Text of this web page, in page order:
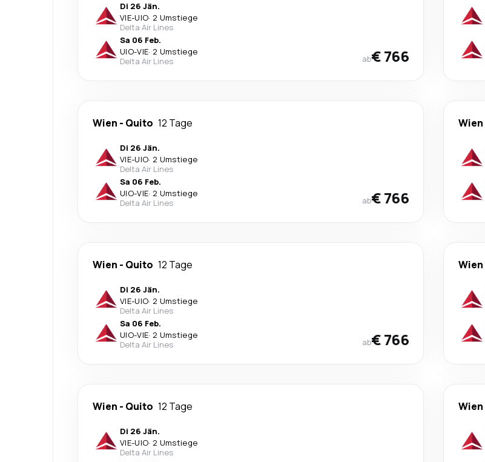
Di 26 Jän.
VIE-UIO· 2 Umstiege
Delta Air Lines
Sa 06 Feb.
UIO-VIE· 2 Umstiege
Delta Air Lines
ab€ 766
Wien - Quito 12 Tage
Di 26 Jän.
VIE-UIO· 2 Umstiege
Delta Air Lines
Sa 06 Feb.
UIO-VIE· 2 Umstiege
Delta Air Lines
ab€ 766
Wien
Wien - Quito 12 Tage
Di 26 Jän.
VIE-UIO· 2 Umstiege
Delta Air Lines
Sa 06 Feb.
UIO-VIE· 2 Umstiege
Delta Air Lines
ab€ 766
Wien
Wien - Quito 12 Tage
Di 26 Jän.
VIE-UIO· 2 Umstiege
Delta Air Lines
Wien